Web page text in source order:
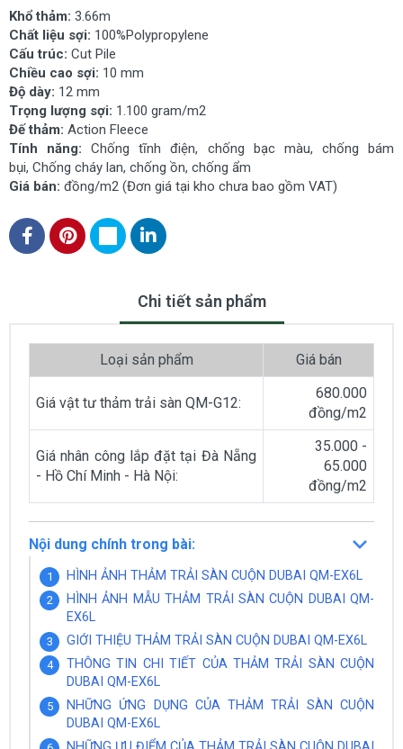
Khổ thảm: 3.66m
Chất liệu sợi: 100%Polypropylene
Cấu trúc: Cut Pile
Chiều cao sợi: 10 mm
Độ dày: 12 mm
Trọng lượng sợi: 1.100 gram/m2
Đế thảm: Action Fleece
Tính năng: Chống tĩnh điện, chống bạc màu, chống bám
bụi, Chống cháy lan, chống ồn, chống ẩm
Giá bán: đồng/m2 (Đơn giá tại kho chưa bao gồm VAT)
Chi tiết sản phẩm
Loại sản phẩm Giá bán
Giá vật tư thảm trải sàn QM-G12:
680.000
đồng/m2
Giá nhân công lắp đặt tại Đà Nẵng
- Hồ Chí Minh - Hà Nội:
35.000 -
65.000
đồng/m2
Nội dung chính trong bài:
HÌNH ẢNH THẢM TRẢI SÀN CUỘN DUBAI QM-EX6L
HÌNH ẢNH MẪU THẢM TRẢI SÀN CUỘN DUBAI QM-
EX6L
GIỚI THIỆU THẢM TRẢI SÀN CUỘN DUBAI QM-EX6L
THÔNG TIN CHI TIẾT CỦA THẢM TRẢI SÀN CUỘN
DUBAI QM-EX6L
NHỮNG ỨNG DỤNG CỦA THẢM TRẢI SÀN CUỘN
DUBAI QM-EX6L